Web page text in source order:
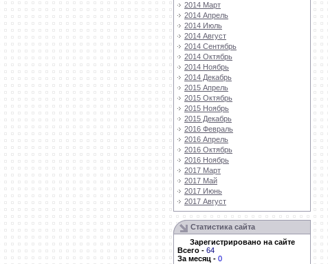
2014 Март
2014 Апрель
2014 Июль
2014 Август
2014 Сентябрь
2014 Октябрь
2014 Ноябрь
2014 Декабрь
2015 Апрель
2015 Октябрь
2015 Ноябрь
2015 Декабрь
2016 Февраль
2016 Апрель
2016 Октябрь
2016 Ноябрь
2017 Март
2017 Май
2017 Июнь
2017 Август
Статистика сайта
Зарегистрировано на сайте
Всего - 64
За месяц - 0